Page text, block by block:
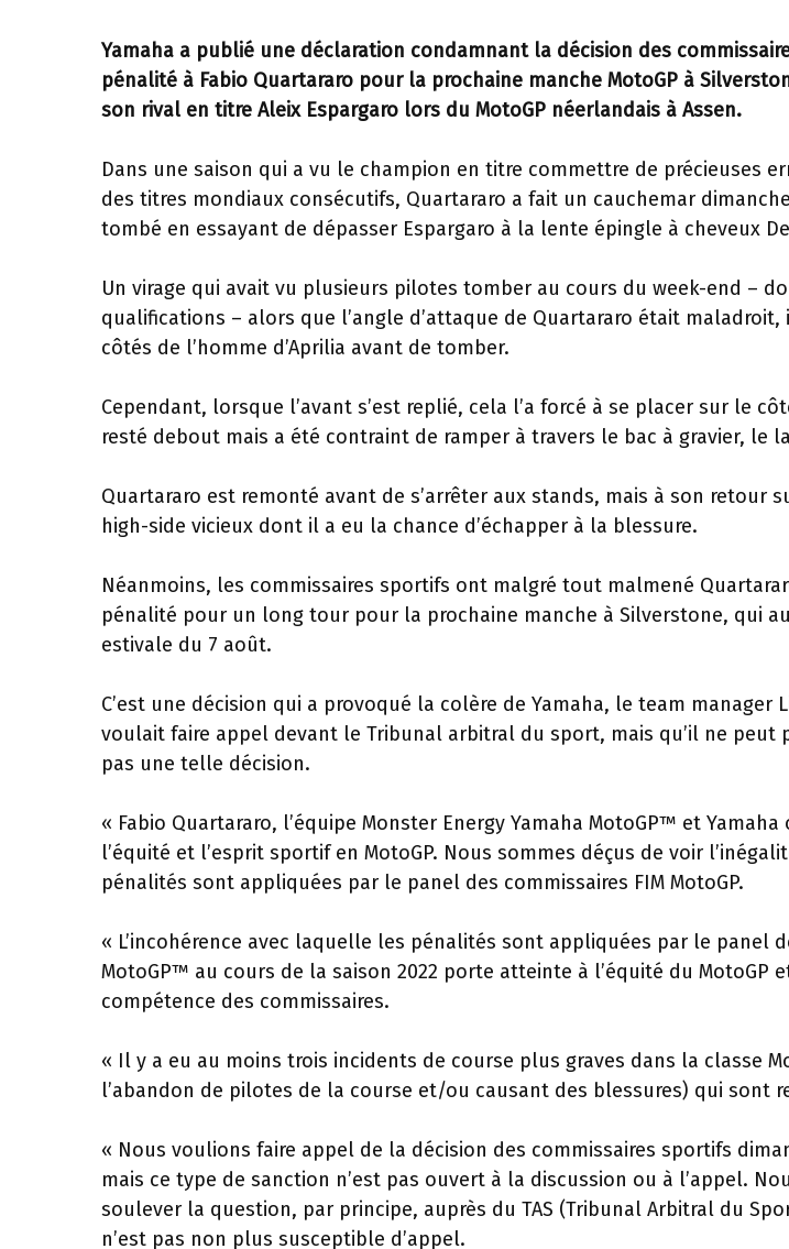
Yamaha a publié une déclaration condamnant la décision des
pénalité à Fabio Quartararo pour la prochaine manche MotoGP à
son rival en titre Aleix Espargaro lors du MotoGP néerlandais à Assen.
Dans une saison qui a vu le champion en titre commettre de précieuses
des titres mondiaux consécutifs, Quartararo a fait un cauchemar
tombé en essayant de dépasser Espargaro à la lente épingle à cheveux
Un virage qui avait vu plusieurs pilotes tomber au cours du week-end –
qualifications – alors que l’angle d’attaque de Quartararo était
côtés de l’homme d’Aprilia avant de tomber.
Cependant, lorsque l’avant s’est replié, cela l’a forcé à se placer sur le
resté debout mais a été contraint de ramper à travers le bac à gravier, le
Quartararo est remonté avant de s’arrêter aux stands, mais à son retour
high-side vicieux dont il a eu la chance d’échapper à la blessure.
Néanmoins, les commissaires sportifs ont malgré tout malmené
pénalité pour un long tour pour la prochaine manche à Silverstone, qui
estivale du 7 août.
C’est une décision qui a provoqué la colère de Yamaha, le team manager
voulait faire appel devant le Tribunal arbitral du sport, mais qu’il ne peut
pas une telle décision.
« Fabio Quartararo, l’équipe Monster Energy Yamaha MotoGP™ et
l’équité et l’esprit sportif en MotoGP. Nous sommes déçus de voir
pénalités sont appliquées par le panel des commissaires FIM MotoGP.
« L’incohérence avec laquelle les pénalités sont appliquées par le panel
MotoGP™ au cours de la saison 2022 porte atteinte à l’équité du MotoGP
compétence des commissaires.
« Il y a eu au moins trois incidents de course plus graves dans la classe
l’abandon de pilotes de la course et/ou causant des blessures) qui sont
« Nous voulions faire appel de la décision des commissaires sportifs
mais ce type de sanction n’est pas ouvert à la discussion ou à l’appel.
soulever la question, par principe, auprès du TAS (Tribunal Arbitral du
n’est pas non plus susceptible d’appel.